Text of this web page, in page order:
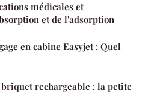
médicales et
et de l'adsorption
en cabine Easyjet : Quel
rechargeable : la petite